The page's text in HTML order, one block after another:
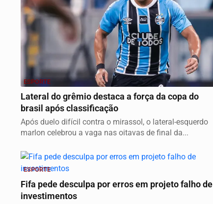
ESPORTE
Lateral do grêmio destaca a força da copa do
brasil após classificação
Após duelo difícil contra o mirassol, o lateral-esquerdo
marlon celebrou a vaga nas oitavas de final da...
ESPORTE
Fifa pede desculpa por erros em projeto falho de
investimentos